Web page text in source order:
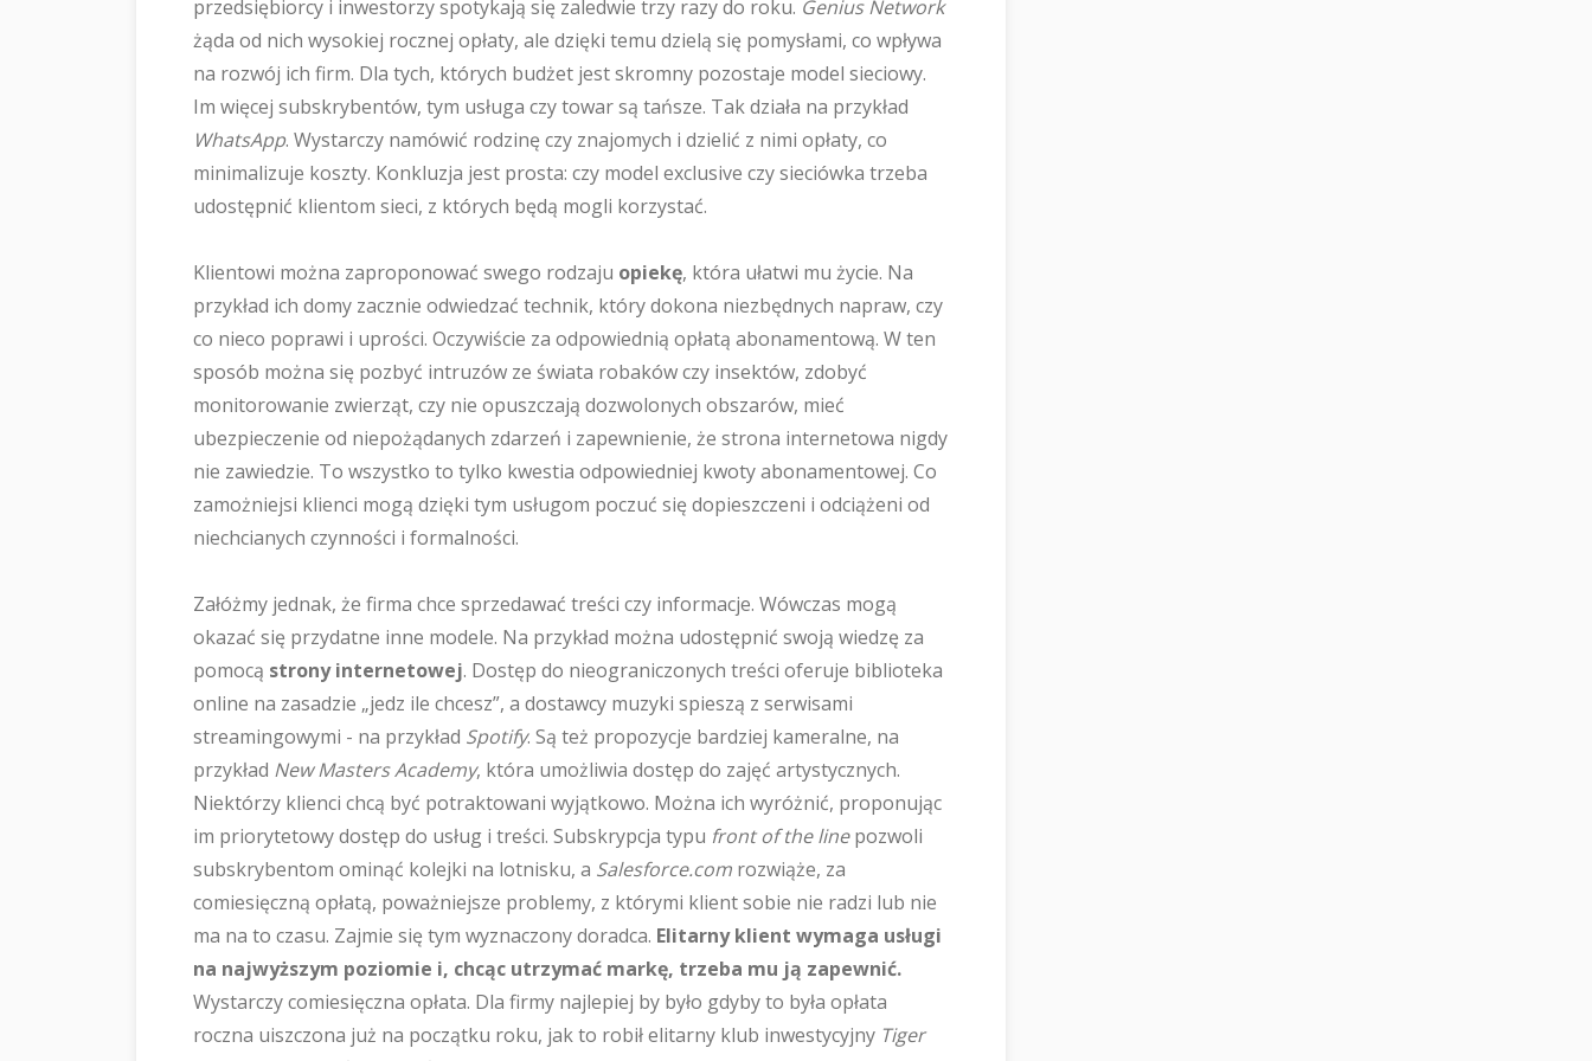
przedsiębiorcy i inwestorzy spotykają się zaledwie trzy razy do roku. Genius Network
żąda od nich wysokiej rocznej opłaty, ale dzięki temu dzielą się pomysłami, co wpływa
na rozwój ich firm. Dla tych, których budżet jest skromny pozostaje model sieciowy.
Im więcej subskrybentów, tym usługa czy towar są tańsze. Tak działa na przykład
WhatsApp. Wystarczy namówić rodzinę czy znajomych i dzielić z nimi opłaty, co
minimalizuje koszty. Konkluzja jest prosta: czy model exclusive czy sieciówka trzeba
udostępnić klientom sieci, z których będą mogli korzystać.
Klientowi można zaproponować swego rodzaju opiekę, która ułatwi mu życie. Na
przykład ich domy zacznie odwiedzać technik, który dokona niezbędnych napraw, czy
co nieco poprawi i uprości. Oczywiście za odpowiednią opłatą abonamentową. W ten
sposób można się pozbyć intruzów ze świata robaków czy insektów, zdobyć
monitorowanie zwierząt, czy nie opuszczają dozwolonych obszarów, mieć
ubezpieczenie od niepożądanych zdarzeń i zapewnienie, że strona internetowa nigdy
nie zawiedzie. To wszystko to tylko kwestia odpowiedniej kwoty abonamentowej. Co
zamożniejsi klienci mogą dzięki tym usługom poczuć się dopieszczeni i odciążeni od
niechcianych czynności i formalności.
Załóżmy jednak, że firma chce sprzedawać treści czy informacje. Wówczas mogą
okazać się przydatne inne modele. Na przykład można udostępnić swoją wiedzę za
pomocą strony internetowej. Dostęp do nieograniczonych treści oferuje biblioteka
online na zasadzie „jedz ile chcesz”, a dostawcy muzyki spieszą z serwisami
streamingowymi - na przykład Spotify. Są też propozycje bardziej kameralne, na
przykład New Masters Academy, która umożliwia dostęp do zajęć artystycznych.
Niektórzy klienci chcą być potraktowani wyjątkowo. Można ich wyróżnić, proponując
im priorytetowy dostęp do usług i treści. Subskrypcja typu front of the linepozwoli
subskrybentom ominąć kolejki na lotnisku, a Salesforce.com rozwiąże, za
comiesięczną opłatą, poważniejsze problemy, z którymi klient sobie nie radzi lub nie
ma na to czasu. Zajmie się tym wyznaczony doradca. Elitarny klient wymaga usługi
na najwyższym poziomie i, chcąc utrzymać markę, trzeba mu ją zapewnić.
Wystarczy comiesięczna opłata. Dla firmy najlepiej by było gdyby to była opłata
roczna uiszczona już na początku roku, jak to robił elitarny klub inwestycyjny Tiger